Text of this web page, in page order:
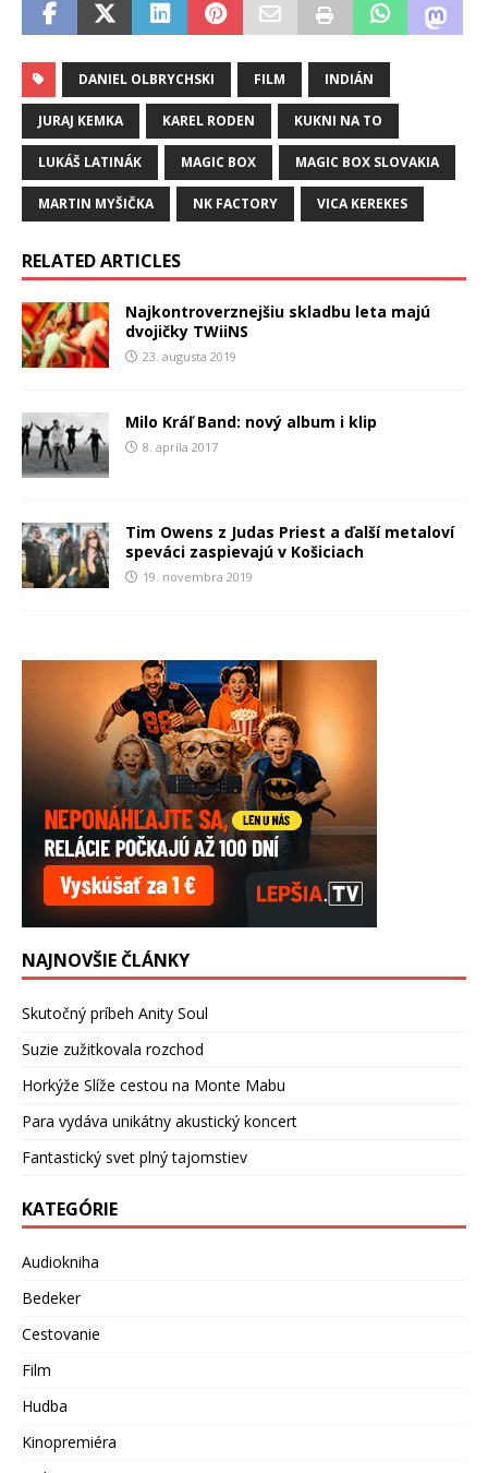
DANIEL OLBRYCHSKI FILM INDIÁN
JURAJ KEMKA KAREL RODEN KUKNI NA TO
LUKÁŠ LATINÁK MAGIC BOX MAGIC BOX SLOVAKIA
MARTIN MYŠIČKA NK FACTORY VICA KEREKES
RELATED ARTICLES
Najkontroverznejšiu skladbu leta majú
dvojičky TWiiNS
23. augusta 2019
Milo Kráľ Band: nový album i klip
8. apríla 2017
Tim Owens z Judas Priest a ďalší metaloví
speváci zaspievajú v Košiciach
19. novembra 2019
NAJNOVŠIE ČLÁNKY
Skutočný príbeh Anity Soul
Suzie zužitkovala rozchod
Horkýže Slíže cestou na Monte Mabu
Para vydáva unikátny akustický koncert
Fantastický svet plný tajomstiev
KATEGÓRIE
Audiokniha
Bedeker
Cestovanie
Film
Hudba
Kinopremiéra